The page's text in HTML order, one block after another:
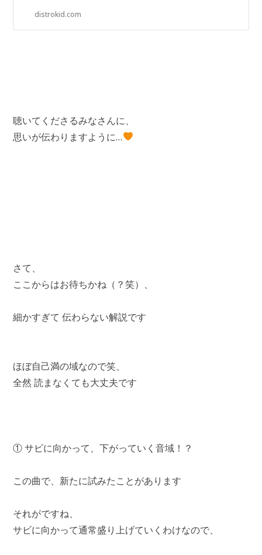
distrokid.com
聴いてくださるみなさんに、
思いが伝わりますように…
さて、
ここからはお待ちかね（？笑）、
細かすぎて 伝わらない解説です
ほぼ自己満の域なので笑、
全然 読まなくても大丈夫です
① サビに向かって、下がっていく音域！？
この曲で、新たに試みたことがあります
それがですね、
サビに向かって通常盛り上げていくわけなので、